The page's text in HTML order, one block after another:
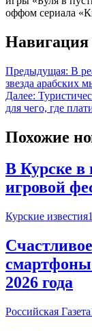
оффом сериала
Навигация
Предыдущая: В
звезда арабских
Далее:
для чего, где
Похожие
В Курске в
игровой
Курские известия
2026 года
Российская Газета